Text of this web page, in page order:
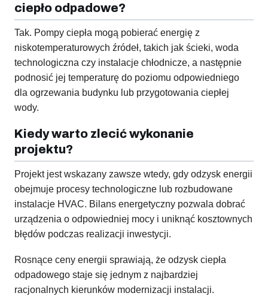
ciepło odpadowe?
Tak. Pompy ciepła mogą pobierać energię z
niskotemperaturowych źródeł, takich jak ścieki, woda
technologiczna czy instalacje chłodnicze, a następnie
podnosić jej temperaturę do poziomu odpowiedniego
dla ogrzewania budynku lub przygotowania ciepłej
wody.
Kiedy warto zlecić wykonanie
projektu?
Projekt jest wskazany zawsze wtedy, gdy odzysk energii
obejmuje procesy technologiczne lub rozbudowane
instalacje HVAC. Bilans energetyczny pozwala dobrać
urządzenia o odpowiedniej mocy i uniknąć kosztownych
błędów podczas realizacji inwestycji.
Rosnące ceny energii sprawiają, że odzysk ciepła
odpadowego staje się jednym z najbardziej
racjonalnych kierunków modernizacji instalacji.